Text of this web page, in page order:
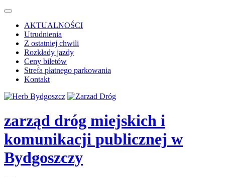
AKTUALNOŚCI
Utrudnienia
Z ostatniej chwili
Rozkłady jazdy
Ceny biletów
Strefa płatnego parkowania
Kontakt
zarząd dróg miejskich i
komunikacji publicznej w
Bydgoszczy